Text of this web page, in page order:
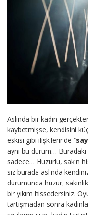
Aslında bir kadın
kaybetmişse, kendisini
eskisi gibi ilişkilerinde “
aynı bu durum…
sadece… Huzurlu, sakin
siz burada aslında
durumunda huzur,
bir yıkım hissedersiniz.
tartışmadan sonra